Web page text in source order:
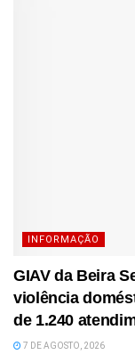
INFORMAÇÃO
GIAV da Beira
violência
de 1.240
7 DE AGOSTO, 2026